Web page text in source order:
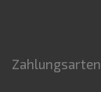
Zahlungsarten